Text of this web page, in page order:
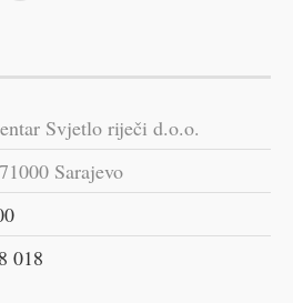
Svjetlo riječi d.o.o.
Sarajevo
018